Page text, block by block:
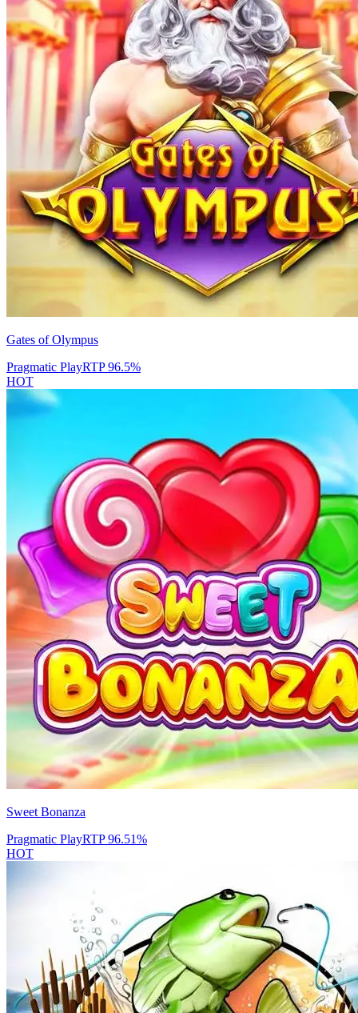
Gates of Olympus
Pragmatic PlayRTP96.5%
HOT
Sweet Bonanza
Pragmatic PlayRTP96.51%
HOT